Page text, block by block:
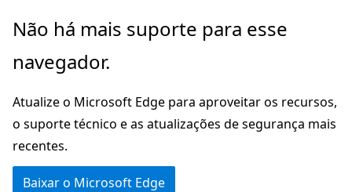
Pular
o
principal
Não há mais suporte para esse
navegador.
Atualize o Microsoft Edge para aproveitar os recursos,
o suporte técnico e as atualizações de segurança mais
recentes.
Baixar o Microsoft Edge